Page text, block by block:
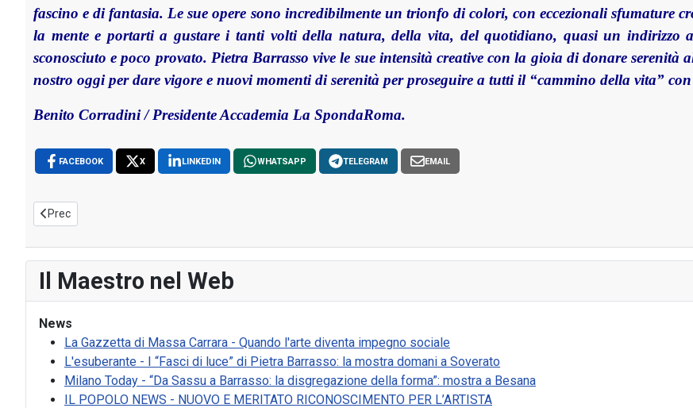
Il Maestro nel Web
News
La Gazzetta di Massa Carrara - Quando l'arte diventa impegno sociale
L'esuberante - I “Fasci di luce” di Pietra Barrasso: la mostra domani a Soverato
Milano Today - “Da Sassu a Barrasso: la disgregazione della forma”: mostra a Besana
IL POPOLO NEWS - NUOVO E MERITATO RICONOSCIMENTO PER L’ARTISTA
fascino e di fantasia. Le sue opere sono incredibilmente un trionfo di colori, con eccezionali sfumature
la mente e portarti a gustare i tanti volti della natura, della vita, del quotidiano, quasi un indirizzo
sconosciuto e poco provato. Pietra Barrasso vive le sue intensità creative con la gioia di donare
nostro oggi per dare vigore e nuovi momenti di serenità per proseguire a tutti il “cammino della vita”
Benito Corradini / Presidente Accademia La SpondaRoma.
FACEBOOK X LINKEDIN WHATSAPP TELEGRAM EMAIL
Articolo precedente: Alberto Mirabella Arte - prospettiva storica "dolce vita"
Prec